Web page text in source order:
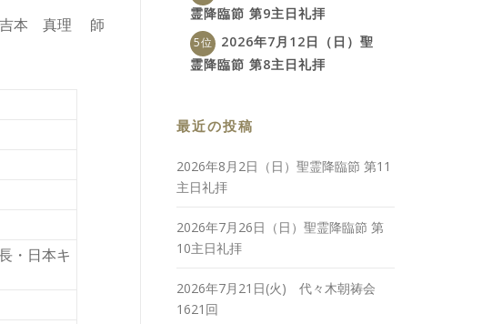
本 真理 師
・日本キ
霊降臨節 第9主日礼拝
2026年7月12日（日）聖
霊降臨節 第8主日礼拝
最近の投稿
2026年8月2日（日）聖霊降臨節 第11
主日礼拝
2026年7月26日（日）聖霊降臨節 第
10主日礼拝
2026年7月21日(火) 代々木朝祷会
1621回